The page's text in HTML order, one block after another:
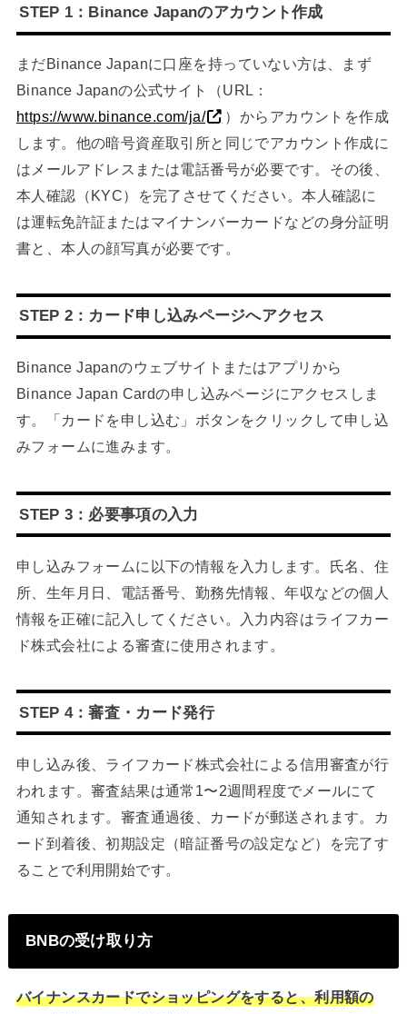
STEP 1：Binance Japanのアカウント作成
まだBinance Japanに口座を持っていない方は、まず
Binance Japanの公式サイト（URL：
https://www.binance.com/ja/
）からアカウントを作成
します。他の暗号資産取引所と同じでアカウント作成に
はメールアドレスまたは電話番号が必要です。その後、
本人確認（KYC）を完了させてください。本人確認に
は運転免許証またはマイナンバーカードなどの身分証明
書と、本人の顔写真が必要です。
STEP 2：カード申し込みページへアクセス
Binance Japanのウェブサイトまたはアプリから
Binance Japan Cardの申し込みページにアクセスしま
す。「カードを申し込む」ボタンをクリックして申し込
みフォームに進みます。
STEP 3：必要事項の入力
申し込みフォームに以下の情報を入力します。氏名、住
所、生年月日、電話番号、勤務先情報、年収などの個人
情報を正確に記入してください。入力内容はライフカー
ド株式会社による審査に使用されます。
STEP 4：審査・カード発行
申し込み後、ライフカード株式会社による信用審査が行
われます。審査結果は通常1〜2週間程度でメールにて
通知されます。審査通過後、カードが郵送されます。カ
ード到着後、初期設定（暗証番号の設定など）を完了す
ることで利用開始です。
BNBの受け取り方
バイナンスカードでショッピングをすると、利用額の